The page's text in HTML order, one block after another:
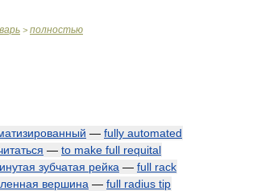
> полностью
— fully automated
— to make full requital
зубчатая рейка — full rack
вершина — full radius tip